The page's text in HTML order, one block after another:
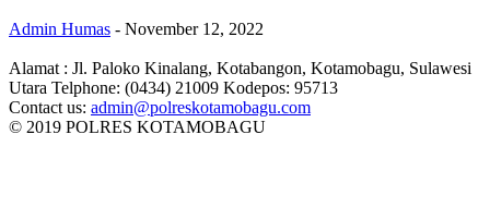
Admin Humas - November 12, 2022
Alamat : Jl. Paloko Kinalang, Kotabangon, Kotamobagu, Sulawesi
Utara Telphone: (0434) 21009 Kodepos: 95713
Contact us: admin@polreskotamobagu.com
© 2019 POLRES KOTAMOBAGU